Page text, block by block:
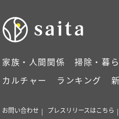
家族・人間関係 掃除・暮
カルチャー
ランキング
お問い合わせ プレスリリースはこちら